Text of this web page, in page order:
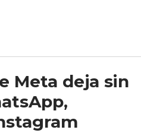
Meta deja sin